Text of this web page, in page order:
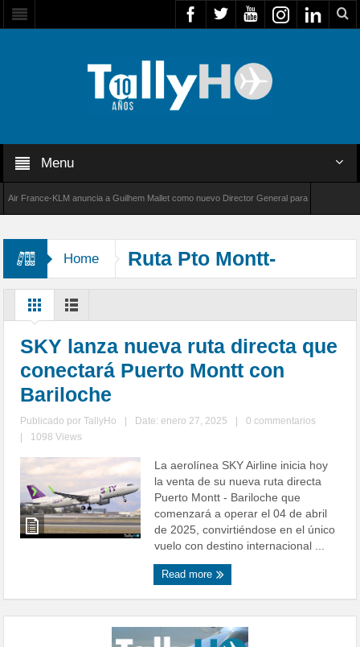
Menu
KLM anuncia a Guilhem Mallet como nuevo Director General para América Latina
Home
Ruta Pto Montt-
Bariloche
SKY lanza nueva ruta directa que
conectará Puerto Montt con
Bariloche
Publicado porTallyHo Date: enero 27, 2025
0 commentarios
1098 Views
La aerolínea SKY Airline inicia hoy
la venta de su nueva ruta directa
Puerto Montt - Bariloche que
comenzará a operar el 04 de abril
de 2025, convirtiéndose en el único
vuelo con destino internacional ...
Read more